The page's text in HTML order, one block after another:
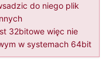
do niego plik
32bitowe więc nie
w systemach 64bit